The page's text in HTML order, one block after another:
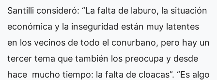
Santilli consideró: “La falta de laburo, la situación
económica y la inseguridad están muy latentes
en los vecinos de todo el conurbano, pero hay un
tercer tema que también los preocupa y desde
hace mucho tiempo: la falta de cloacas”. “Es algo